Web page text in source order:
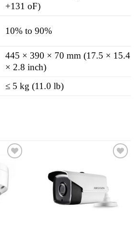
+131 oF)
10% to 90%
445 × 390 × 70 mm (17.5 × 15.4
× 2.8 inch)
≤ 5 kg (11.0 lb)
wishlist
wishlist